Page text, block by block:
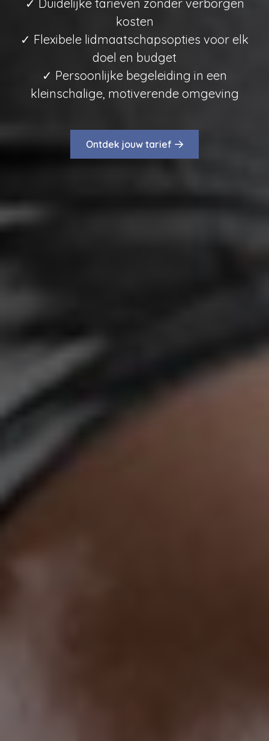
✓ Duidelijke tarieven zonder verborgen
kosten
✓ Flexibele lidmaatschapsopties voor elk
doel en budget
✓ Persoonlijke begeleiding in een
kleinschalige, motiverende omgeving
Ontdek jouw tarief